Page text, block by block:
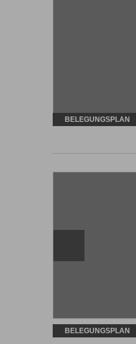
BELEGUNGSPLAN
BELEGUNGSPLAN